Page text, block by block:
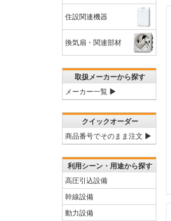
住設関連機器
換気扇・関連部材
取扱メーカーから探す
メーカー一覧 ▶
クイックオーダー
商品番号でそのまま注文 ▶
利用シーン・用途から探す
高圧引込設備
幹線設備
動力設備